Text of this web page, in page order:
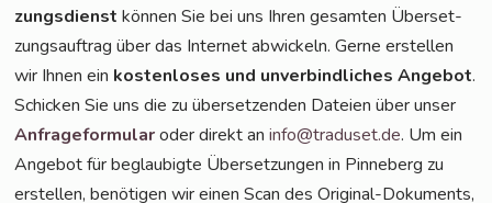
zungs­dienst kön­nen Sie bei uns Ihren gesam­ten Über­set­
zungs­auf­trag über das Inter­net abwi­ckeln. Ger­ne erstel­len
wir Ihnen ein kos­ten­lo­ses und unver­bind­li­ches Ange­bot.
Schi­cken Sie uns die zu über­set­zen­den Datei­en über unser
Anfra­ge­for­mu­laroder direkt aninfo@traduset.de. Um ein
Ange­bot für beglau­big­te Über­set­zun­gen in Pin­ne­berg zu
erstel­len, benö­ti­gen wir einen Scan des Ori­gi­nal-Doku­ments,